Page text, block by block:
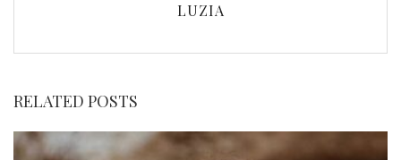
LUZIA
RELATED POSTS